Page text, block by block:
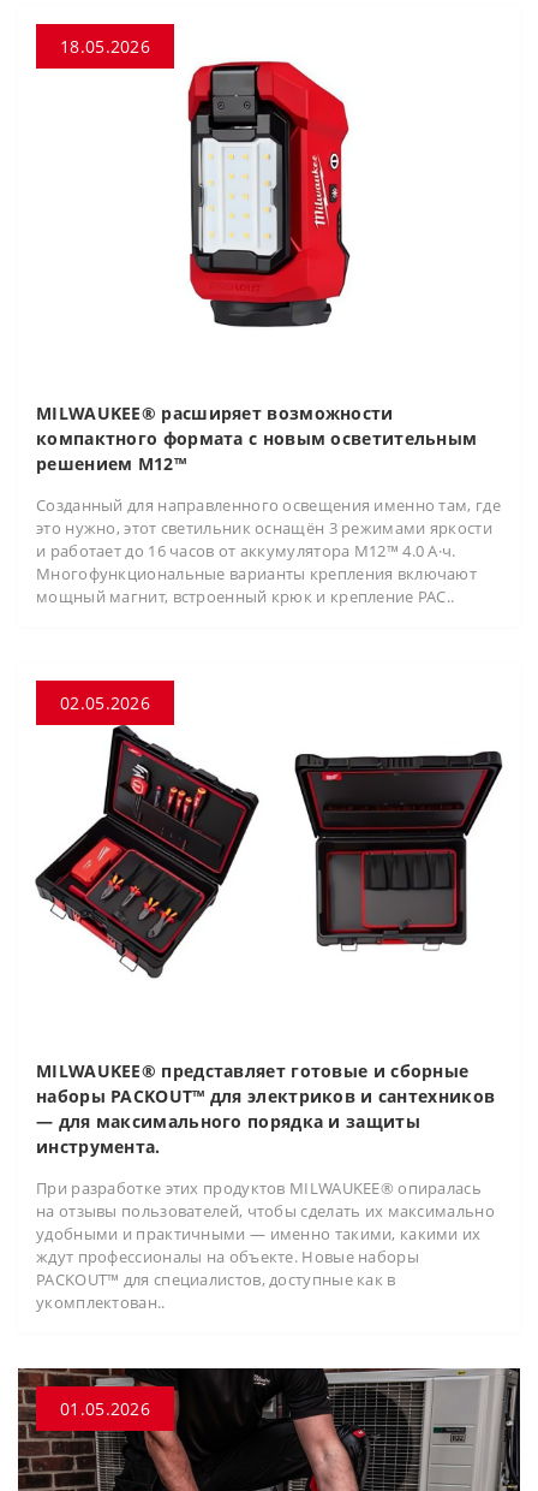
18.05.2026
MILWAUKEE® расширяет возможности
компактного формата с новым осветительным
решением M12™
Созданный для направленного освещения именно там, где
это нужно, этот светильник оснащён 3 режимами яркости
и работает до 16 часов от аккумулятора M12™ 4.0 А·ч.
Многофункциональные варианты крепления включают
мощный магнит, встроенный крюк и крепление PAC..
02.05.2026
MILWAUKEE® представляет готовые и сборные
наборы PACKOUT™ для электриков и сантехников
— для максимального порядка и защиты
инструмента.
При разработке этих продуктов MILWAUKEE® опиралась
на отзывы пользователей, чтобы сделать их максимально
удобными и практичными — именно такими, какими их
ждут профессионалы на объекте. Новые наборы
PACKOUT™ для специалистов, доступные как в
укомплектован..
01.05.2026